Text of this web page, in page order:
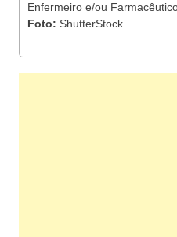
Enfermeiro e/ou
Foto: ShutterStock